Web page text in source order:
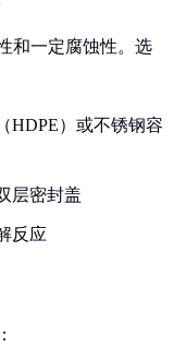
和一定腐蚀性。选
HDPE）或不锈钢容
层密封盖
反应